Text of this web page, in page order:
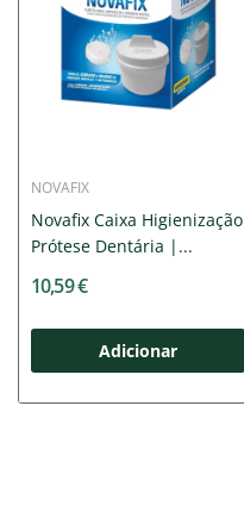
NOVAFIX
Novafix Caixa Higienização
Prótese Dentária |...
10,59 €
Adicionar